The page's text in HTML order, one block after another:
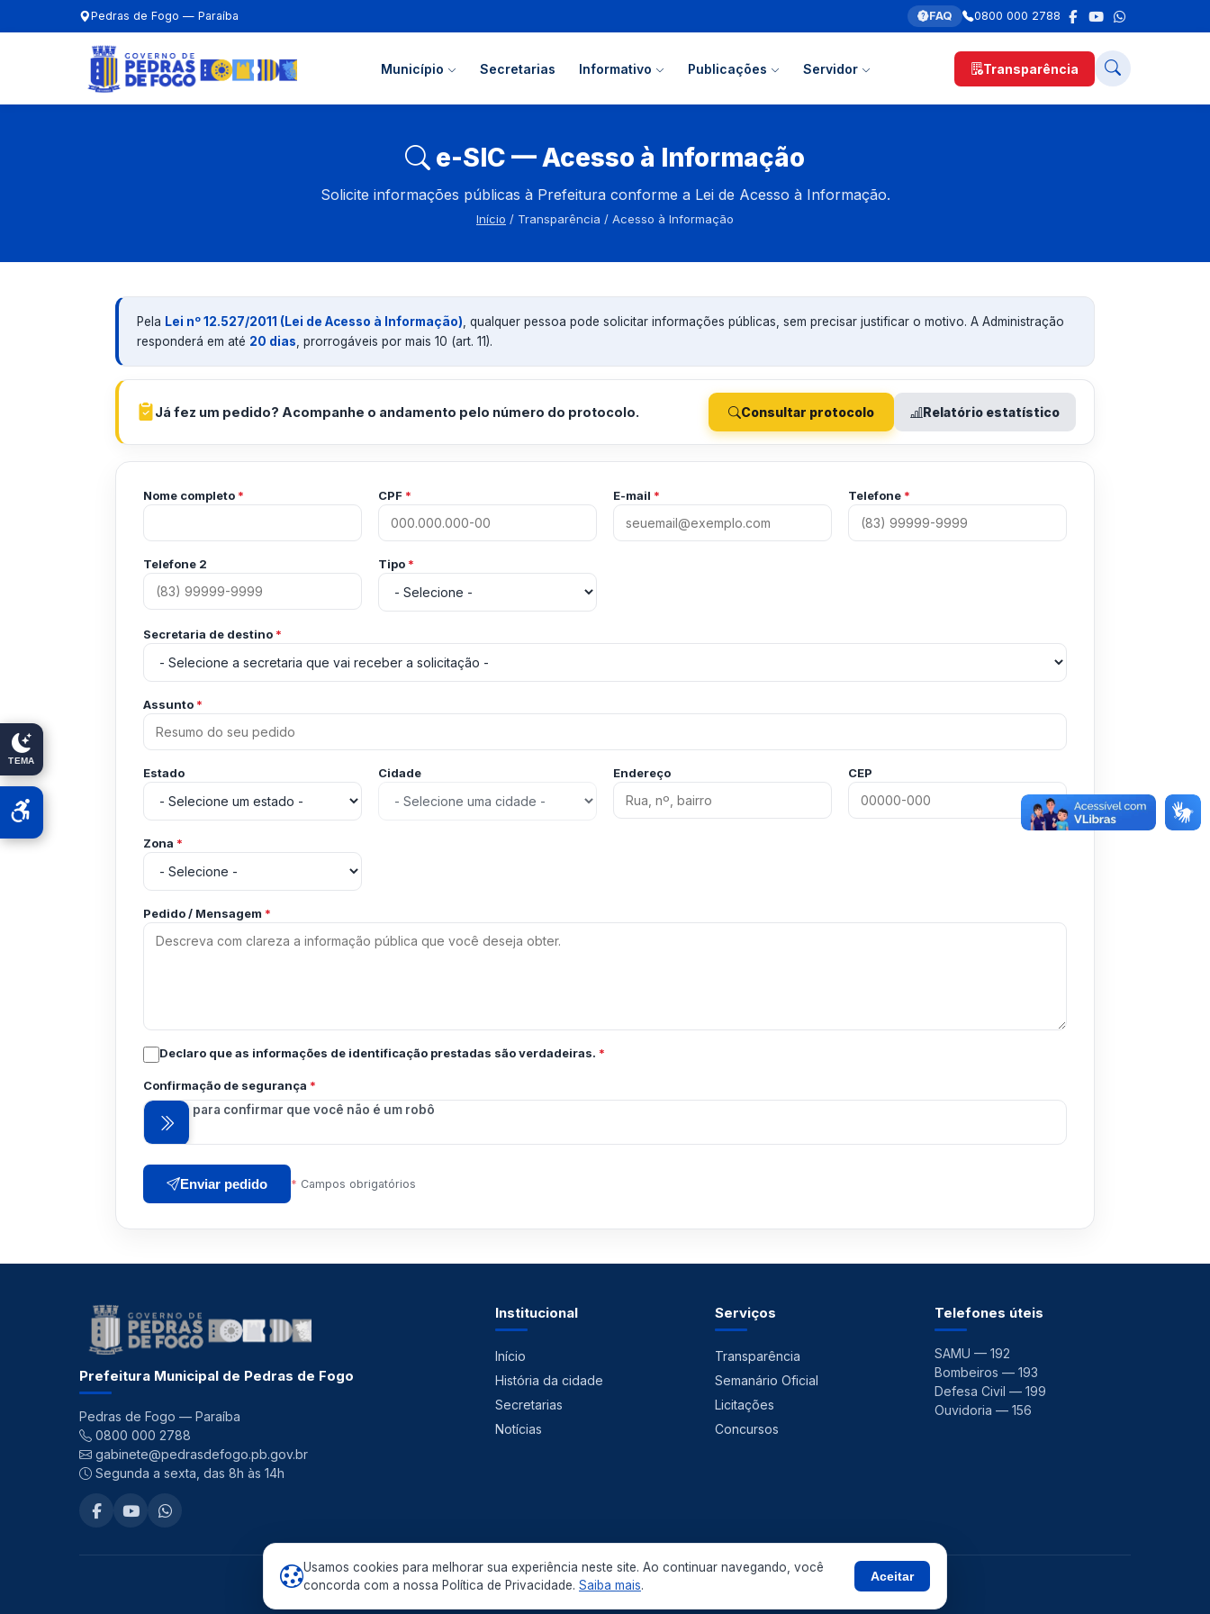
TEMA
Pedras de Fogo — Paraíba FAQ 0800 000 2788
Município Secretarias Informativo Publicações Servidor Transparência
e-SIC — Acesso à Informação
Solicite informações públicas à Prefeitura conforme a Lei de Acesso à Informação.
Início / Transparência / Acesso à Informação
Pela Lei nº 12.527/2011 (Lei de Acesso à Informação) , qualquer pessoa pode solicitar informações públicas, sem precisar justificar o motivo. A Administração
responderá em até 20 dias , prorrogáveis por mais 10 (art. 11).
Já fez um pedido? Acompanhe o andamento pelo número do protocolo. Consultar protocolo Relatório estatístico
Nome completo * CPF * E-mail * Telefone *
Telefone 2 Tipo *
Secretaria de destino *
Assunto *
Estado Cidade Endereço CEP
Zona *
Pedido / Mensagem *
Declaro que as informações de identificação prestadas são verdadeiras. *
Confirmação de segurança *
Arraste para confirmar que você não é um robô
Enviar pedido * Campos obrigatórios
Prefeitura Municipal de Pedras de Fogo
Pedras de Fogo — Paraíba
0800 000 2788
gabinete@pedrasdefogo.pb.gov.br
Segunda a sexta, das 8h às 14h
Institucional
Início
História da cidade
Secretarias
Notícias
Serviços
Transparência
Semanário Oficial
Licitações
Concursos
Telefones úteis
SAMU — 192
Bombeiros — 193
Defesa Civil — 199
Ouvidoria — 156
© 2026 Prefeitura Municipal de Pedras de Fogo. Todos os direitos reservados. ·
Usamos cookies para melhorar sua experiência neste site. Ao continuar navegando, você
concorda com a nossa Política de Privacidade. Saiba mais.
Aceitar